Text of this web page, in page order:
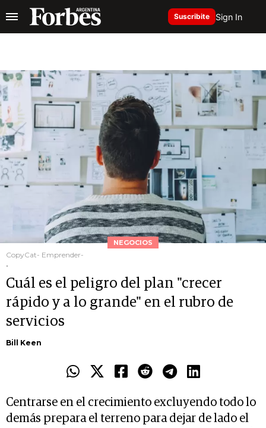
Suscribite Sign In
NEGOCIOS
CopyCat- Emprender-
.
Cuál es el peligro del plan "crecer
rápido y a lo grande" en el rubro de
servicios
Bill Keen
Centrarse en el crecimiento excluyendo todo lo
demás prepara el terreno para dejar de lado el